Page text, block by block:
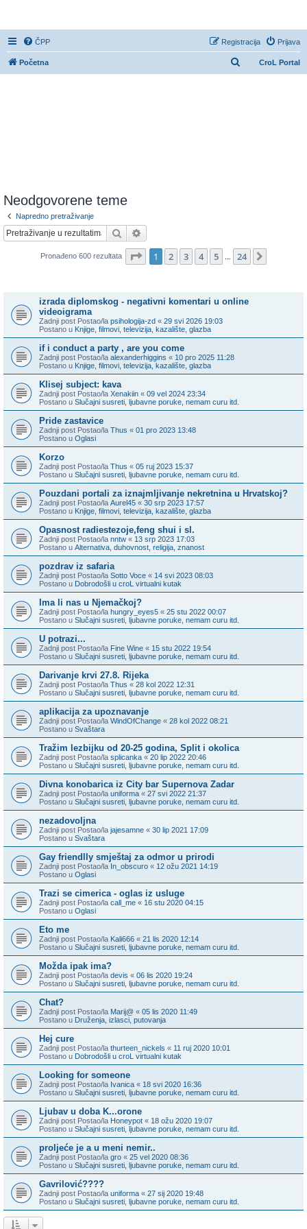
ČPP Prijava
Registracija
CroL Portal
Početna
Neodgovorene teme
Napredno pretraživanje
Pretražnik
Pronađeno 600 rezultata Stranica: 1/ 24.
1 2 3 4 5 24
izrada diplomskog - negativni komentari u online
videoigrama
Zadnji post Postao/la psihologija-zd « 29 svi 2026 19:03
Postano u Knjige, filmovi, televizija, kazalište, glazba
if i conduct a party , are you come
Zadnji post Postao/la alexanderhiggins « 10 pro 2025 11:28
Postano u Knjige, filmovi, televizija, kazalište, glazba
Klisej subject: kava
Zadnji post Postao/la Xenakiin « 09 vel 2024 23:34
Postano u Slučajni susreti, ljubavne poruke, nemam curu itd.
Pride zastavice
Zadnji post Postao/la Thus « 01 pro 2023 13:48
Postano u Oglasi
Korzo
Zadnji post Postao/la Thus « 05 ruj 2023 15:37
Postano u Slučajni susreti, ljubavne poruke, nemam curu itd.
Pouzdani portali za iznajmljivanje nekretnina u Hrvatskoj?
Zadnji post Postao/la Aurel45 « 30 srp 2023 17:57
Postano u Knjige, filmovi, televizija, kazalište, glazba
Opasnost radiestezoje,feng shui i sl.
Zadnji post Postao/la nntw « 13 srp 2023 17:03
Postano u Alternativa, duhovnost, religija, znanost
pozdrav iz safaria
Zadnji post Postao/la Sotto Voce « 14 svi 2023 08:03
Postano u Dobrodošli u croL virtualni kutak
Ima li nas u Njemačkoj?
Zadnji post Postao/la hungry_eyes5 « 25 stu 2022 00:07
Postano u Slučajni susreti, ljubavne poruke, nemam curu itd.
U potrazi...
Zadnji post Postao/la Fine Wine « 15 stu 2022 19:54
Postano u Slučajni susreti, ljubavne poruke, nemam curu itd.
Darivanje krvi 27.8. Rijeka
Zadnji post Postao/la Thus « 28 kol 2022 12:31
Postano u Slučajni susreti, ljubavne poruke, nemam curu itd.
aplikacija za upoznavanje
Zadnji post Postao/la WindOfChange « 28 kol 2022 08:21
Postano u Svaštara
Tražim lezbijku od 20-25 godina, Split i okolica
Zadnji post Postao/la splicanka « 20 lip 2022 20:46
Postano u Slučajni susreti, ljubavne poruke, nemam curu itd.
Divna konobarica iz City bar Supernova Zadar
Zadnji post Postao/la uniforma « 27 svi 2022 21:37
Postano u Slučajni susreti, ljubavne poruke, nemam curu itd.
nezadovoljna
Zadnji post Postao/la jajesamne « 30 lip 2021 17:09
Postano u Svaštara
Gay friendlly smještaj za odmor u prirodi
Zadnji post Postao/la In_obscuro « 12 ožu 2021 14:19
Postano u Oglasi
Trazi se cimerica - oglas iz usluge
Zadnji post Postao/la call_me « 16 stu 2020 04:15
Postano u Oglasi
Eto me
Zadnji post Postao/la Kali666 « 21 lis 2020 12:14
Postano u Slučajni susreti, ljubavne poruke, nemam curu itd.
Možda ipak ima?
Zadnji post Postao/la devis « 06 lis 2020 19:24
Postano u Slučajni susreti, ljubavne poruke, nemam curu itd.
Chat?
Zadnji post Postao/la Marij@ « 05 lis 2020 11:49
Postano u Druženja, izlasci, putovanja
Hej cure
Zadnji post Postao/la thurteen_nickels « 11 ruj 2020 10:01
Postano u Dobrodošli u croL virtualni kutak
Looking for someone
Zadnji post Postao/la Ivanica « 18 svi 2020 16:36
Postano u Slučajni susreti, ljubavne poruke, nemam curu itd.
Ljubav u doba K...orone
Zadnji post Postao/la Honeypot « 18 ožu 2020 19:07
Postano u Slučajni susreti, ljubavne poruke, nemam curu itd.
proljeće je a u meni nemir..
Zadnji post Postao/la gro « 25 vel 2020 08:36
Postano u Slučajni susreti, ljubavne poruke, nemam curu itd.
Gavrilović????
Zadnji post Postao/la uniforma « 27 sij 2020 19:48
Postano u Slučajni susreti, ljubavne poruke, nemam curu itd.